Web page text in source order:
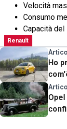
Velocità
Consumo
Capacità
Renault
Ho